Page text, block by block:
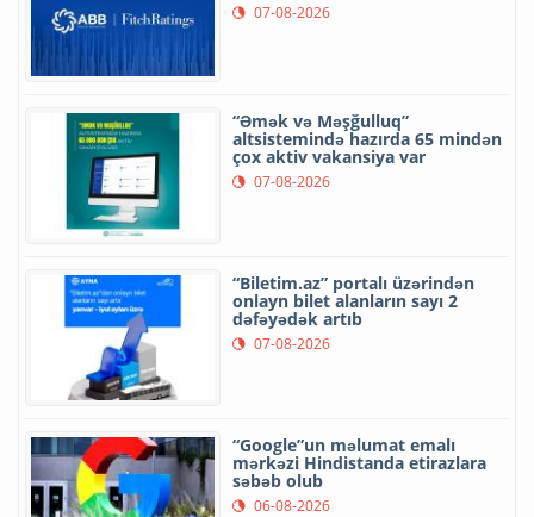
07-08-2026
“Əmək və Məşğulluq”
altsistemində hazırda 65 mindən
çox aktiv vakansiya var
07-08-2026
“Biletim.az” portalı üzərindən
onlayn bilet alanların sayı 2
dəfəyədək artıb
07-08-2026
“Google”un məlumat emalı
mərkəzi Hindistanda etirazlara
səbəb olub
06-08-2026